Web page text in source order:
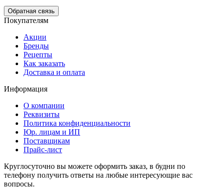
Обратная связь
Покупателям
Акции
Бренды
Рецепты
Как заказать
Доставка и оплата
Информация
О компании
Реквизиты
Политика конфиденциальности
Юр. лицам и ИП
Поставщикам
Прайс-лист
Круглосуточно вы можете оформить заказ, в будни по
телефону получить ответы на любые интересующие вас
вопросы.